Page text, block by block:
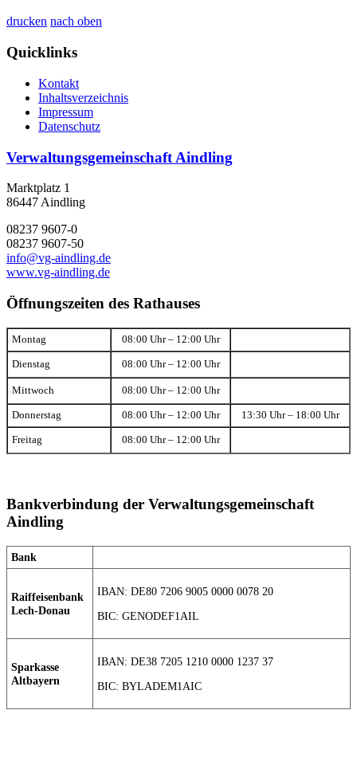
drucken nach oben
Quicklinks
Kontakt
Inhaltsverzeichnis
Impressum
Datenschutz
Verwaltungsgemeinschaft Aindling
Marktplatz 1
86447 Aindling
08237 9607-0
08237 9607-50
info@vg-aindling.de
www.vg-aindling.de
Öffnungszeiten des Rathauses
Montag 08:00 Uhr – 12:00 Uhr
Dienstag 08:00 Uhr – 12:00 Uhr
Mittwoch 08:00 Uhr – 12:00 Uhr
Donnerstag 08:00 Uhr – 12:00 Uhr 13:30 Uhr – 18:00 Uhr
Freitag 08:00 Uhr – 12:00 Uhr
Bankverbindung der Verwaltungsgemeinschaft
Aindling
Bank
Raiffeisenbank
Lech-Donau
IBAN: DE80 7206 9005 0000 0078 20
BIC: GENODEF1AIL
Sparkasse
Altbayern
IBAN: DE38 7205 1210 0000 1237 37
BIC: BYLADEM1AIC